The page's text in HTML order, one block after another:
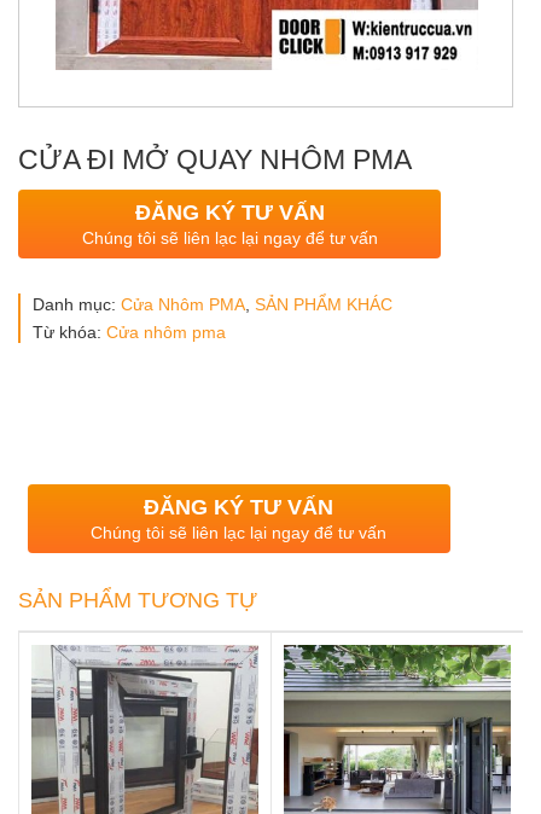
CỬA ĐI MỞ QUAY NHÔM PMA
ĐĂNG KÝ TƯ VẤN
Chúng tôi sẽ liên lạc lại ngay để tư vấn
Danh mục: Cửa Nhôm PMA SẢN PHẨM KHÁC
Từ khóa: Cửa nhôm pma
ĐĂNG KÝ TƯ VẤN
Chúng tôi sẽ liên lạc lại ngay để tư vấn
SẢN PHẨM TƯƠNG TỰ